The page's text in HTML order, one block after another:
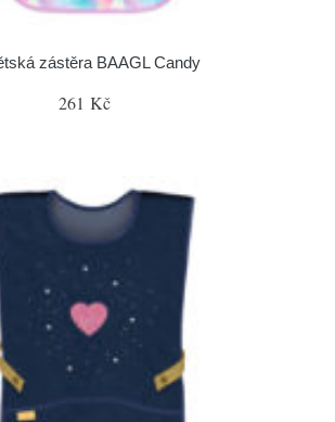
zástěra BAAGL Candy
261 Kč